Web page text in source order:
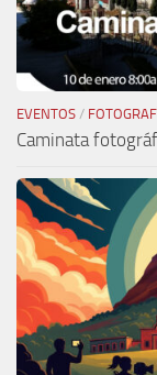
EVENTOS /
Caminata